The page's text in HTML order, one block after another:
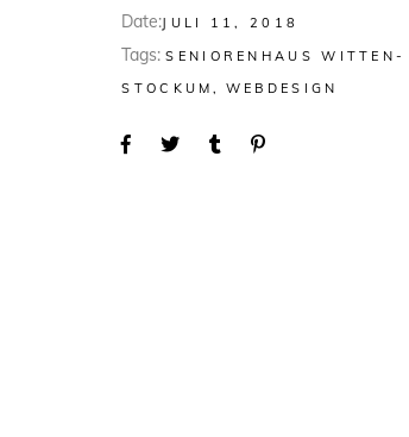
Date:JULI 11, 2018
Tags: SENIORENHAUS WITTEN-
STOCKUM
WEBDESIGN